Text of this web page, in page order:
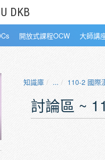
DKB
開放式課程OCW 大師講
知識庫 ... 110-2 國際
討論區 ~